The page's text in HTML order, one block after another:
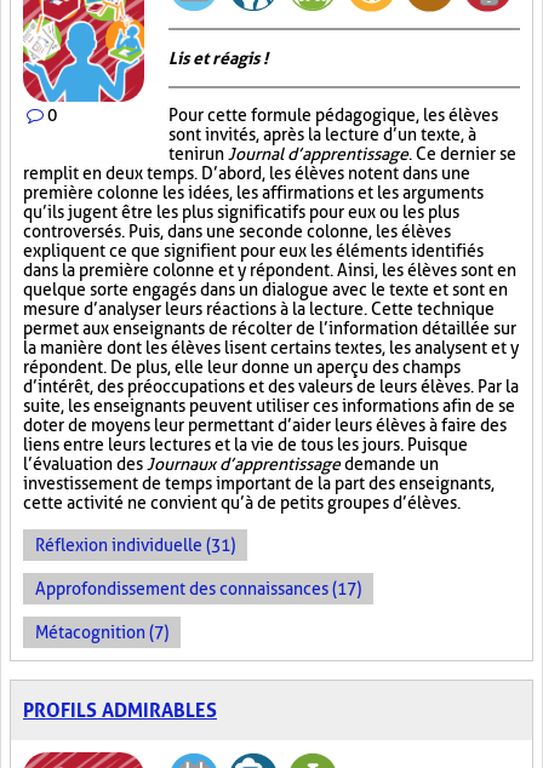
0
Lis et réagis !
Pour cette formule pédagogique, les élèves
sont invités, après la lecture d’un texte, à
tenir un Journal d’apprentissage. Ce dernier se
remplit en deux temps. D’abord, les élèves notent dans une
première colonne les idées, les affirmations et les arguments
qu’ils jugent être les plus significatifs pour eux ou les plus
controversés. Puis, dans une seconde colonne, les élèves
expliquent ce que signifient pour eux les éléments identifiés
dans la première colonne et y répondent. Ainsi, les élèves sont en
quelque sorte engagés dans un dialogue avec le texte et sont en
mesure d’analyser leurs réactions à la lecture. Cette technique
permet aux enseignants de récolter de l’information détaillée sur
la manière dont les élèves lisent certains textes, les analysent et y
répondent. De plus, elle leur donne un aperçu des champs
d’intérêt, des préoccupations et des valeurs de leurs élèves. Par la
suite, les enseignants peuvent utiliser ces informations afin de se
doter de moyens leur permettant d’aider leurs élèves à faire des
liens entre leurs lectures et la vie de tous les jours. Puisque
l’évaluation des Journaux d’apprentissagedemande un
investissement de temps important de la part des enseignants,
cette activité ne convient qu’à de petits groupes d’élèves.
Réflexion individuelle (31)
Approfondissement des connaissances (17)
Métacognition (7)
PROFILS ADMIRABLES